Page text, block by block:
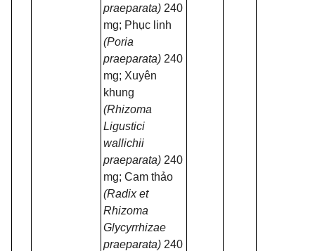
praeparata) 240
mg; Phục linh
(Poria
praeparata) 240
mg; Xuyên
khung
(Rhizoma
Ligustici
wallichii
praeparata) 240
mg; Cam thảo
(Radix et
Rhizoma
Glycyrrhizae
praeparata) 240